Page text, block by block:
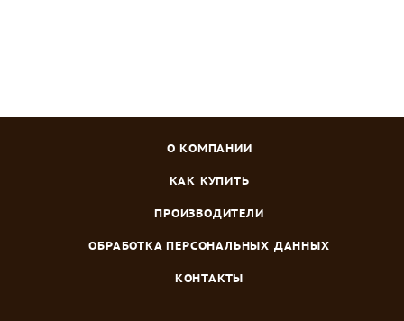
О КОМПАНИИ
КАК КУПИТЬ
ПРОИЗВОДИТЕЛИ
ОБРАБОТКА ПЕРСОНАЛЬНЫХ ДАННЫХ
КОНТАКТЫ